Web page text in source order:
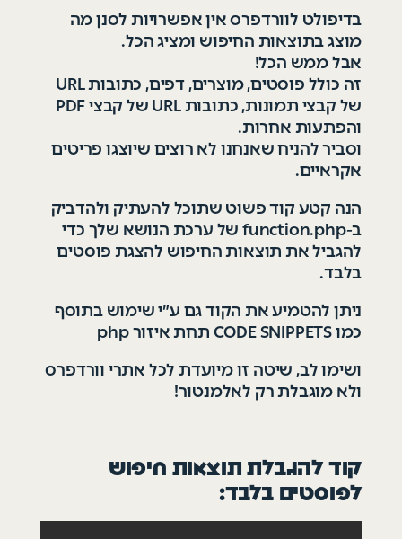
בדיפולט לוורדפרס אין אפשרויות לסנן מה
מוצג בתוצאות החיפוש ומציג הכל.
אבל ממש הכל!
זה כולל פוסטים, מוצרים, דפים, כתובות URL
של קבצי תמונות, כתובות URL של קבצי PDF
והפתעות אחרות.
וסביר להניח שאנחנו לא רוצים שיוצגו פריטים
אקראיים.
הנה קטע קוד פשוט שתוכל להעתיק ולהדביק
ב-function.php של ערכת הנושא שלך כדי
להגביל את תוצאות החיפוש להצגת פוסטים
בלבד.
ניתן להטמיע את הקוד גם ע״י שימוש בתוסף
כמו CODE SNIPPETS תחת איזור php
ושימו לב, שיטה זו מיועדת לכל אתרי וורדפרס
ולא מוגבלת רק לאלמנטור!
קוד להגבלת תוצאות חיפוש
לפוסטים בלבד: